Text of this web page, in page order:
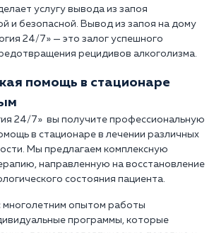
услугу вывода из запоя
и безопасной. Вывод из запоя на дому
24/7» — это залог успешного
рецидивов алкоголизма.
помощь в стационаре
24/7» вы получите профессиональную
в стационаре в лечении различных
Мы предлагаем комплексную
направленную на восстановление
состояния пациента.
многолетним опытом работы
программы, которые